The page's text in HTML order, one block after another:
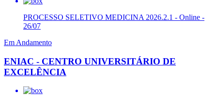
PROCESSO SELETIVO MEDICINA 2026.2.1 - Online -
26/07
Em Andamento
ENIAC - CENTRO UNIVERSITÁRIO DE
EXCELÊNCIA